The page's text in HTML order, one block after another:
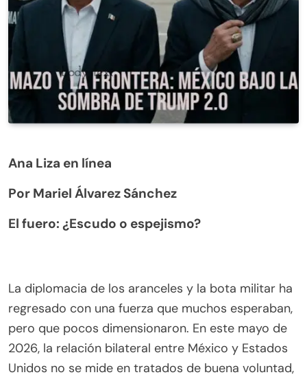
Ana Liza en línea
Por Mariel Álvarez Sánchez
El fuero: ¿Escudo o espejismo?
La diplomacia de los aranceles y la bota militar ha
regresado con una fuerza que muchos esperaban,
pero que pocos dimensionaron. En este mayo de
2026, la relación bilateral entre México y Estados
Unidos no se mide en tratados de buena voluntad,